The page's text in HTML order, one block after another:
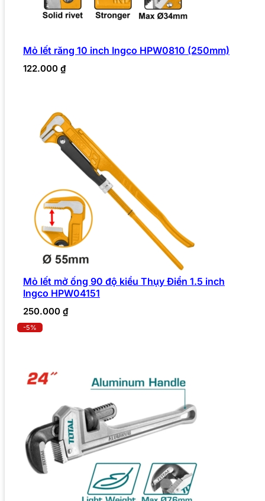
Mỏ lết răng 10 inch Ingco HPW0810 (250mm)
122.000 ₫
Mỏ lết mở ống 90 độ kiểu Thụy Điển 1.5 inch
Ingco HPW04151
250.000 ₫
-5%